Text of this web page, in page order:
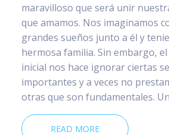
maravilloso que será unir
que amamos. Nos imaginamos
grandes sueños junto a él y
hermosa familia. Sin embargo,
inicial nos hace ignorar ciertas
importantes y a veces no
otras que son fundamentales.
READ MORE